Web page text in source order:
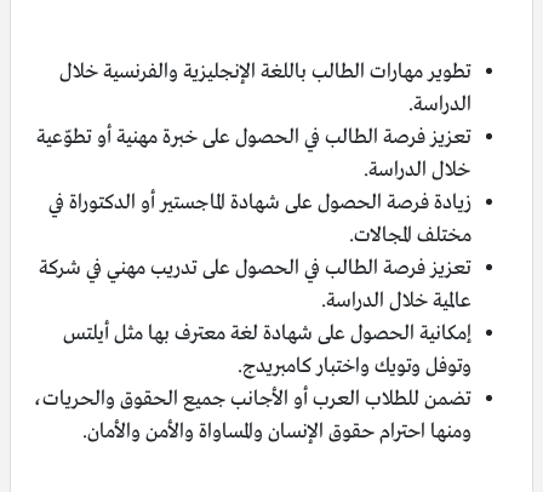
تطوير مهارات الطالب باللغة الإنجليزية والفرنسية خلال
الدراسة.
تعزيز فرصة الطالب في الحصول على خبرة مهنية أو تطوّعية
خلال الدراسة.
زيادة فرصة الحصول على شهادة الماجستير أو الدكتوراة في
مختلف المجالات.
تعزيز فرصة الطالب في الحصول على تدريب مهني في شركة
عالمية خلال الدراسة.
إمكانية الحصول على شهادة لغة معترف بها مثل أيلتس
وتوفل وتويك واختبار كامبريدج.
تضمن للطلاب العرب أو الأجانب جميع الحقوق والحريات،
ومنها احترام حقوق الإنسان والمساواة والأمن والأمان.